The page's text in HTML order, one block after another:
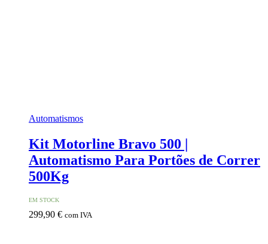
Automatismos
Kit Motorline Bravo 500 |
Automatismo Para Portões de Correr
500Kg
EM STOCK
299,90 € com IVA